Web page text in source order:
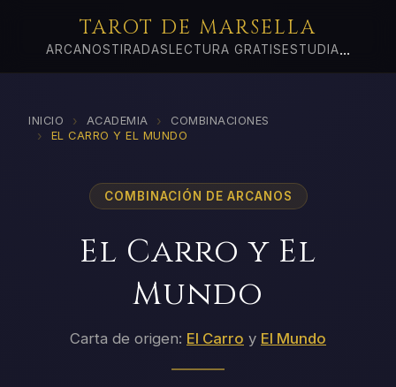
TAROT DE MARSELLA
ARCANOSTIRADAS LECTURA GRATIS ESTUDIA...
INICIO › ACADEMIA › COMBINACIONES
› EL CARRO Y EL MUNDO
COMBINACIÓN DE ARCANOS
El Carro y El
Mundo
Carta de origen: El Carro y El Mundo